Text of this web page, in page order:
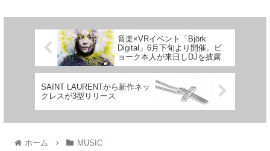
音楽×VRイベント「Björk
Digital」6月下旬より開催。ビ
ョーク本人が来日しDJを披露
SAINT LAURENTから新作ネッ
クレスが3型リリース
ホーム MUSIC